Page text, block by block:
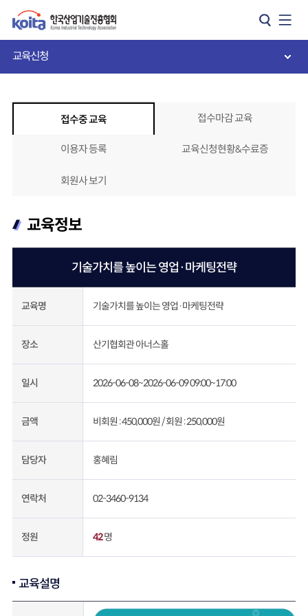
교육신청
접수중 교육 접수마감 교육
이용자 등록 교육신청현황&수료증
회원사 보기
교육정보
기술가치를 높이는 영업·마케팅전략
교육명 기술가치를 높이는 영업·마케팅전략
장소 산기협회관 아너스홀
일시 2026-06-08~2026-06-09 09:00~17:00
금액 비회원 : 450,000원 /회원 : 250,000원
담당자 홍혜림
연락처 02-3460-9134
정원 42명
교육설명